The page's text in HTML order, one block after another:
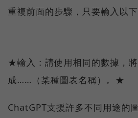
重複前面的步驟，只要輸入以下
★輸入：請使用相同的數據，
成……（某種圖表名稱）。★
ChatGPT支援許多不同用途的